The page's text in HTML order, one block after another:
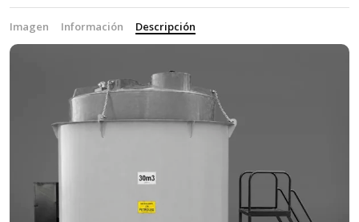
Imagen Información Descripción